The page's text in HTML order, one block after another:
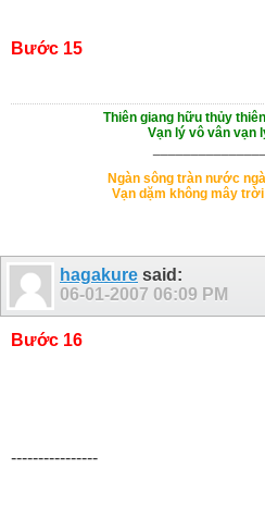
Bước 15
Thiên giang hữu thủy
Vạn lý vô vân vạn
Ngàn sông tràn nước
Vạn dặm không mây
hagakure said:
06-01-2007 06:09 PM
Bước 16
----------------